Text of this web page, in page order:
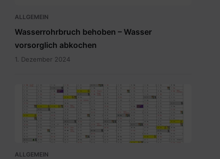
ALLGEMEIN
Wasserrohrbruch behoben – Wasser
vorsorglich abkochen
1. Dezember 2024
Abfuhrkalender
2025.pdf
ALLGEMEIN